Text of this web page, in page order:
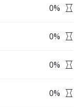
0%
0%
0%
0%